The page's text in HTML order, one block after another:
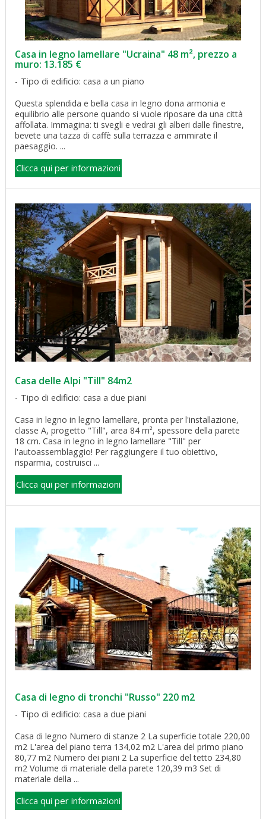
Casa in legno lamellare "Ucraina" 48 m², prezzo a
muro: 13.185 €
Tipo di edificio: casa a un piano
Questa splendida e bella casa in legno dona armonia e
equilibrio alle persone quando si vuole riposare da una città
affollata. Immagina: ti svegli e vedrai gli alberi dalle finestre,
bevete una tazza di caffè sulla terrazza e ammirate il
paesaggio. ...
Clicca qui per informazioni
Casa delle Alpi "Till" 84m2
Tipo di edificio: casa a due piani
Casa in legno in legno lamellare, pronta per l'installazione,
classe A, progetto "Till", area 84 m², spessore della parete
18 cm. Casa in legno in legno lamellare "Till" per
l'autoassemblaggio! Per raggiungere il tuo obiettivo,
risparmia, costruisci ...
Clicca qui per informazioni
Casa di legno di tronchi "Russo" 220 m2
Tipo di edificio: casa a due piani
Casa di legno Numero di stanze 2 La superficie totale 220,00
m2 L'area del piano terra 134,02 m2 L'area del primo piano
80,77 m2 Numero dei piani 2 La superficie del tetto 234,80
m2 Volume di materiale della parete 120,39 m3 Set di
materiale della ...
Clicca qui per informazioni